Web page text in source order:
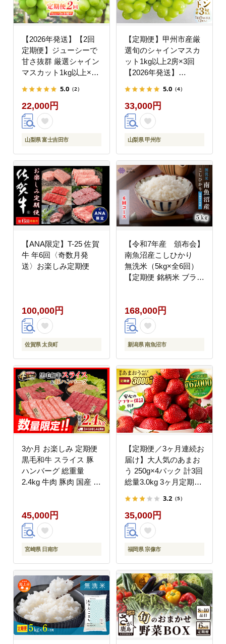
【2026年発送】【2回
定期便】ジューシーで
甘さ抜群 厳選シャイン
マスカット1kg以上×2
5.0 （2）
22,000円
山梨県 富士吉田市
【定期便】甲州市産厳
選旬のシャインマスカ
ット1kg以上2房×3回
【2026年発送】
5.0 （4）
33,000円
山梨県 甲州市
【ANA限定】T-25 佐賀
牛 年6回〈奇数月発
送〉お楽しみ定期便
100,000円
佐賀県 太良町
【令和7年産 頒布会】
南魚沼産こしひかり
無洗米（5kg×全6回）
【定期便 銘柄米 ブラン
米 新潟県産 産地直送
ご飯 御飯 ごはん お米
米 こめ コメ】
168,000円
新潟県 南魚沼市
3か月 お楽しみ 定期便
黒毛和牛 スライス 豚
ハンバーグ 総重量
2.4kg 牛肉 豚肉 国産 す
おかず お弁当 グルメ
贅沢 ご褒美 お祝 人気
おすすめ 詰め合わせ お
取り寄せ ミヤチク 宮崎
_GE15-25
45,000円
宮崎県 日南市
【定期便／3ヶ月連続お
届け】大人気のあまお
う 250g×4パック 計3回
総量3.0kg 3ヶ月定期便
たるの里】_HB0032
3.2 （5）
35,000円
福岡県 宗像市